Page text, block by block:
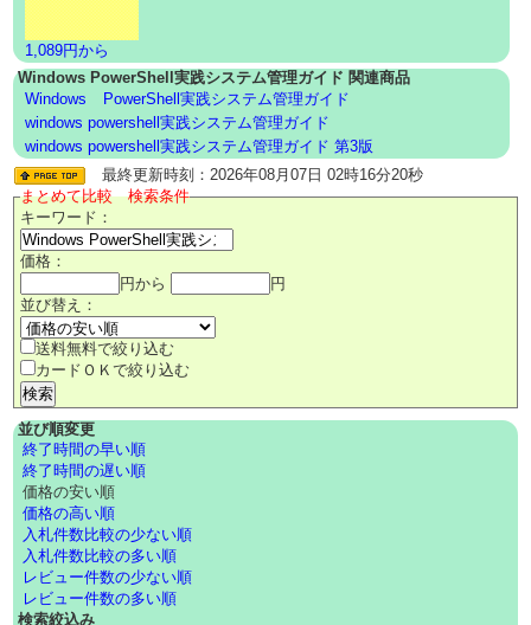
1,089円から
Windows PowerShell実践システム管理ガイド 関連商品
Windows
PowerShell実践システム管理ガイド
windows powershell実践システム管理ガイド
windows powershell実践システム管理ガイド 第3版
最終更新時刻：2026年08月07日 02時16分20秒
まとめて比較 検索条件
キーワード：
価格：
円から
円
並び替え：
送料無料で絞り込む
カードＯＫで絞り込む
並び順変更
終了時間の早い順
終了時間の遅い順
価格の安い順
価格の高い順
入札件数比較の少ない順
入札件数比較の多い順
レビュー件数の少ない順
レビュー件数の多い順
検索絞込み